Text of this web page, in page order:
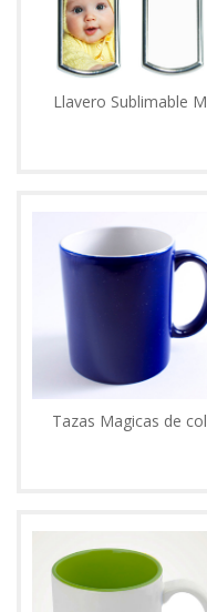
Llavero Sublimable M
Tazas Magicas de col